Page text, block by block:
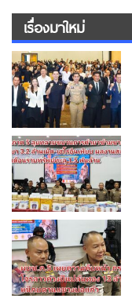
เรื่องมาใหม่